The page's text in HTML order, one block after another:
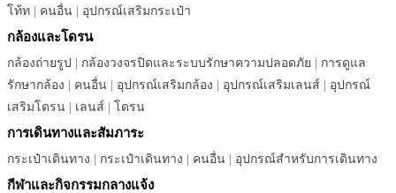
โท้ท | คนอื่น | อุปกรณ์เสริมกระเป๋า
กล้องและโดรน
กล้องถ่ายรูป | กล้องวงจรปิดและระบบรักษาความปลอดภัย | การดูแล
รักษากล้อง | คนอื่น | อุปกรณ์เสริมกล้อง | อุปกรณ์เสริมเลนส์ | อุปกรณ์
เสริมโดรน | เลนส์ | โดรน
การเดินทางและสัมภาระ
กระเป๋าเดินทาง | กระเป๋าเดินทาง | คนอื่น | อุปกรณ์สำหรับการเดินทาง
กีฬาและกิจกรรมกลางแจ้ง